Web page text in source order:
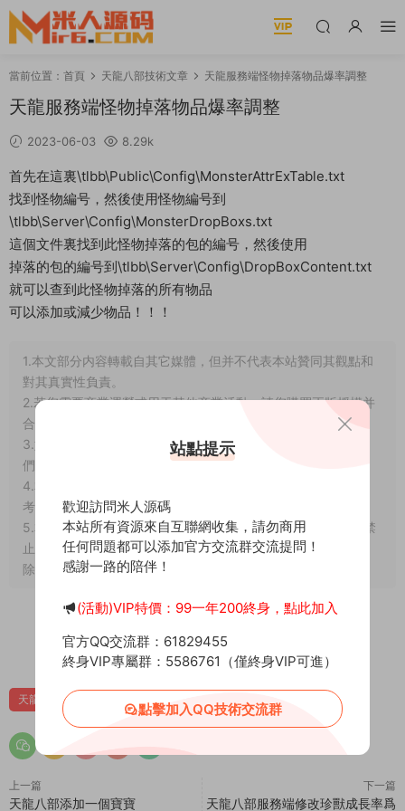
當前位置： 首頁 天龍八部技術文章 天龍服務端怪物掉落物品爆率調整
天龍服務端怪物掉落物品爆率調整
2023-06-03 8.29k
首先在這裏\tlbb\Public\Config\MonsterAttrExTable.txt
找到怪物編号，然後使用怪物編号到
\tlbb\Server\Config\MonsterDropBoxs.txt
這個文件裏找到此怪物掉落的包的編号，然後使用
掉落的包的編号到\tlbb\Server\Config\DropBoxContent.txt
就可以查到此怪物掉落的所有物品
可以添加或減少物品！！！
1.本文部分内容轉載自其它媒體，但并不代表本站贊同其觀點和
對其真實性負責。
2.若您需要商業運營或用于其他商業活動，請您購買正版授權并
合法使用。
3.如果本站有侵犯、不妥之處的資源，請在網站最下方聯系我
們。将會第一時間解決！
4.本站所有内容均由互聯網收集整理、網友上傳，僅供大家參
考、學習，不存在任何商業目的與商業用途。
5.本站提供的所有資源僅供參考學習使用，版權歸原著所有，禁
止下載本站資源參與商業和非法行爲，請在24小時之内自行删
除！
0 賞
天龍八部技術文章
上一篇
天龍八部添加一個寶寶
下一篇
天龍八部服務端修改珍獸成長率爲
站點提示
歡迎訪問米人源碼
本站所有資源來自互聯網收集，請勿商用
任何問題都可以添加官方交流群交流提問！
感謝一路的陪伴！
(活動)VIP特價：99一年200終身，點此加入
官方QQ交流群：61829455
終身VIP專屬群：5586761（僅終身VIP可進）
點擊加入QQ技術交流群